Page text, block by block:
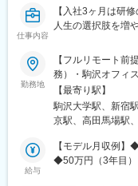
田空港第１・第２
(東京都)、京成津
駅、茗荷谷駅、戸
国会議事堂前駅、
西新井駅、清瀬駅
駅、外苑前駅、元
丘駅、六本木一丁
駅、石川町駅、保
駅、金沢八景駅(
駅、東小金井駅、
駅、広尾駅、成増
仕事内容
【入社3ヶ月は研
人生の選択肢を増
勤務地
【フルリモート
務）・駒沢オフィ
など）※転居を伴
修は本社オフィス
沢5-25-7 駒沢パー
当社が所属するグ
計画中。希望者は
【最寄り駅】
駒沢大学駅、新宿
京駅、高田馬場駅
(東京都)、中野駅(
駅、日暮里駅(舎人
給与
【モデル月収例
◆50万円（3年目）